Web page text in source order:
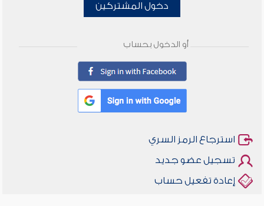
دخول المشتركين
أو الدخول بحساب
استرجاع الرمز السري
تسجيل عضو جديد
إعادة تفعيل حساب